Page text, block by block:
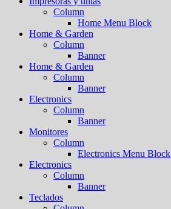
Column
Home Menu Block
Home & Garden
Column
Banner
Home & Garden
Column
Banner
Electronics
Column
Banner
Monitores
Column
Electronics Menu Block
Electronics
Column
Banner
Teclados